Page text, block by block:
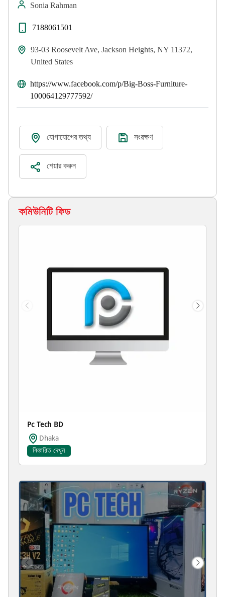
Sonia Rahman
7188061501
93-03 Roosevelt Ave, Jackson Heights, NY 11372,
United States
https://www.facebook.com/p/Big-Boss-Furniture-
100064129777592/
যোগাযোগের তথ্য সংরক্ষণ
শেয়ার করুন
কমিউনিটি ফিড
Pc Tech BD
Dhaka
বিস্তারিত দেখুন